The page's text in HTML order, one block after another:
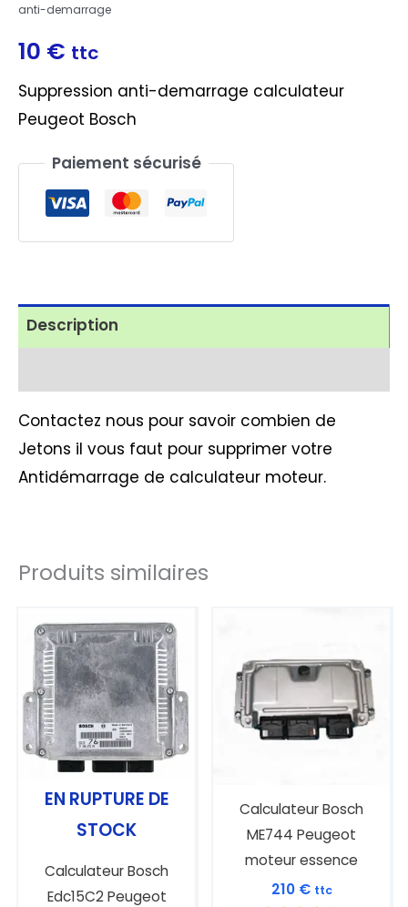
anti-demarrage
10 € ttc
Suppression anti-demarrage calculateur
Peugeot Bosch
Paiement sécurisé
Description
Contactez nous pour savoir combien de
Jetons il vous faut pour supprimer votre
Antidémarrage de calculateur moteur.
Produits similaires
EN RUPTURE DE
STOCK
Calculateur Bosch
Edc15C2 Peugeot
Calculateur Bosch
ME744 Peugeot
moteur essence
210 € ttc